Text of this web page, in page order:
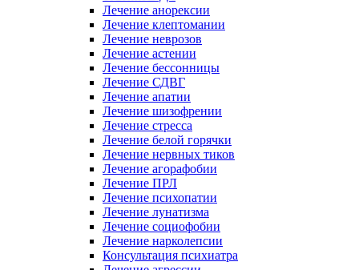
Лечение анорексии
Лечение клептомании
Лечение неврозов
Лечение астении
Лечение бессонницы
Лечение СДВГ
Лечение апатии
Лечение шизофрении
Лечение стресса
Лечение белой горячки
Лечение нервных тиков
Лечение агорафобии
Лечение ПРЛ
Лечение психопатии
Лечение лунатизма
Лечение социофобии
Лечение нарколепсии
Консультация психиатра